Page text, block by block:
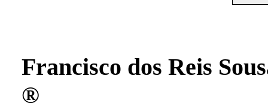
Francisco dos Reis
®